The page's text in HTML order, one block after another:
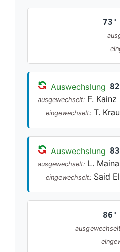
73'
Auswechslung
ausgewechselt: F. Kainz
eingewechselt: T.
Auswechslung
ausgewechselt: L. Maina
eingewechselt: Said
86'